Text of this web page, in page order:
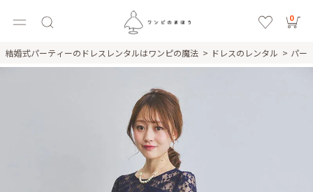
0
結婚式パーティーのドレスレンタルはワンピの魔法 ドレスのレンタル パー